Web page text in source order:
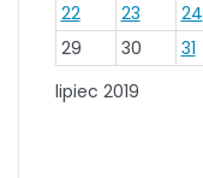
lipiec 2019
22
23 24
29
30 31